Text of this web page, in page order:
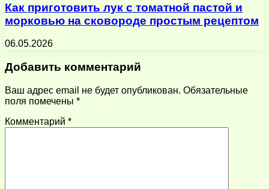
Как приготовить лук с томатной пастой и
морковью на сковороде простым рецептом
06.05.2026
Добавить комментарий
Ваш адрес email не будет опубликован. Обязательные
поля помечены *
Комментарий *